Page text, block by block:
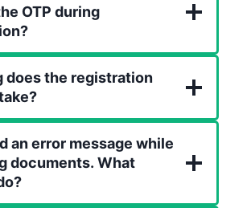
OTP during
does the registration
an error message while
documents. What